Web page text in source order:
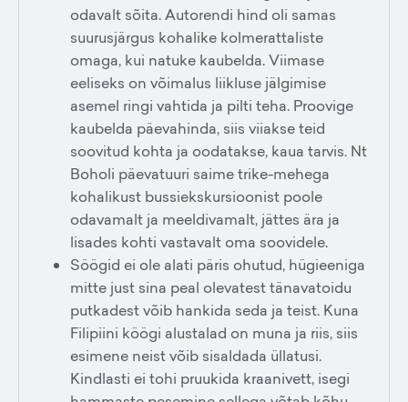
odavalt sõita. Autorendi hind oli samas
suurusjärgus kohalike kolmerattaliste
omaga, kui natuke kaubelda. Viimase
eeliseks on võimalus liikluse jälgimise
asemel ringi vahtida ja pilti teha. Proovige
kaubelda päevahinda, siis viiakse teid
soovitud kohta ja oodatakse, kaua tarvis. Nt
Boholi päevatuuri saime trike-mehega
kohalikust bussiekskursioonist poole
odavamalt ja meeldivamalt, jättes ära ja
lisades kohti vastavalt oma soovidele.
Söögid ei ole alati päris ohutud, hügieeniga
mitte just sina peal olevatest tänavatoidu
putkadest võib hankida seda ja teist. Kuna
Filipiini köögi alustalad on muna ja riis, siis
esimene neist võib sisaldada üllatusi.
Kindlasti ei tohi pruukida kraanivett, isegi